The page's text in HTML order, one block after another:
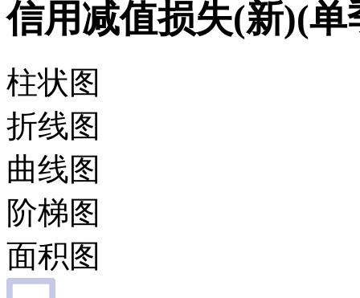
信用减值损失(新)(单
柱状图
折线图
曲线图
阶梯图
面积图